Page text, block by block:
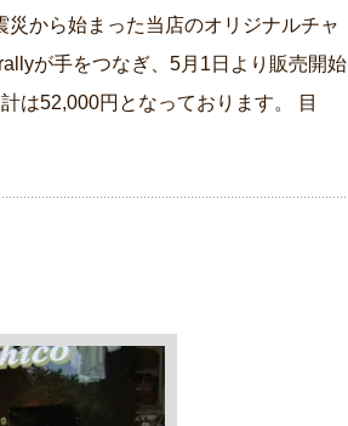
から始まった当店のオリジナルチャ
が手をつなぎ、5月1日より販売開始
は52,000円となっております。 目